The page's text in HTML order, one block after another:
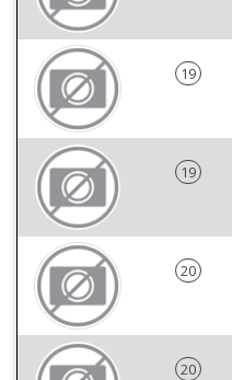
19
19
20
20